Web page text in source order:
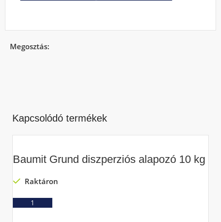
Megosztás:
Kapcsolódó termékek
Baumit Grund diszperziós alapozó 10 kg
Raktáron